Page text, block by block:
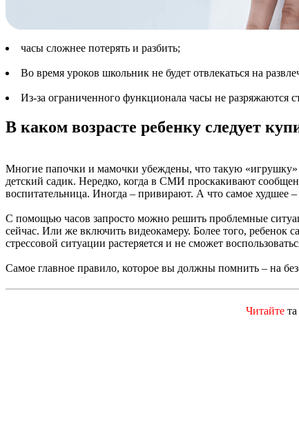
часы сложнее потерять и разбить;
Во время уроков школьник не будет отвлекаться на
Из-за ограниченного функционала часы не разряжаются
В каком возрасте ребенку следует
Многие папочки и мамочки убеждены, что такую «игрушку»
детский садик. Нередко, когда в СМИ проскакивают
воспитательница. Иногда – привирают. А что самое худшее
С помощью часов запросто можно решить проблемные
сейчас. Или же включить видеокамеру. Более того, ребенок
стрессовой ситуации растеряется и не сможет
Самое главное правило, которое вы должны помнить – на
Читайте